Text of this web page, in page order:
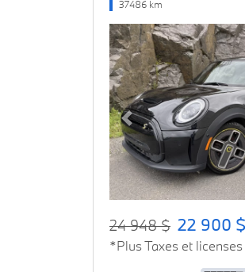
37486 km
Previous
24 948 $ 22 900
*Plus Taxes et licenses